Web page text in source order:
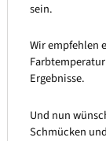
sein.
Wir empfehlen
Ergebnisse.
Und nun
Schmücken